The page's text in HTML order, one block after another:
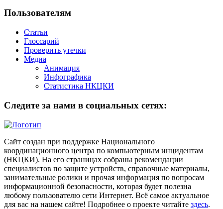
Пользователям
Статьи
Глоссарий
Проверить утечки
Медиа
Анимация
Инфографика
Статистика НКЦКИ
Следите за нами в социальных сетях:
Сайт создан при поддержке Национального
координационного центра по компьютерным инцидентам
(НКЦКИ). На его страницах собраны рекомендации
специалистов по защите устройств, справочные материалы,
занимательные ролики и прочая информация по вопросам
информационной безопасности, которая будет полезна
любому пользователю сети Интернет. Всё самое актуальное
для вас на нашем сайте! Подробнее о проекте читайте здесь.